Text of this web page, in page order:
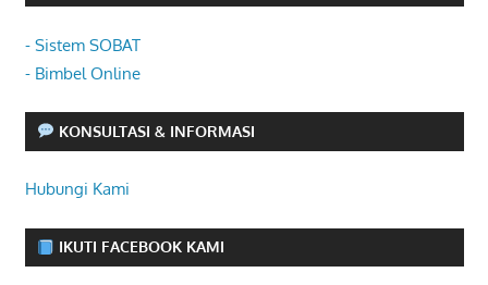
- Sistem SOBAT
- Bimbel Online
KONSULTASI & INFORMASI
Hubungi Kami
IKUTI FACEBOOK KAMI